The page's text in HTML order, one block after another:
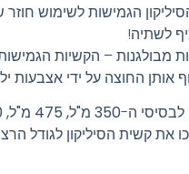
הגמישות לשימוש חוזר
לשתיה!
מבולגנות – הקשיות
אותן החוצה על ידי אצבעות
לבסיסי ה-
את קשית הסיליקון לגודל